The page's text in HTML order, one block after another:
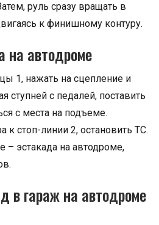
руль сразу вращать в
к финишному контуру.
на автодроме
1, нажать на сцепление и
ступней с педалей, поставить
с места на подъеме.
к стоп-линии 2, остановить ТС.
эстакада на автодроме,
в гараж на автодроме